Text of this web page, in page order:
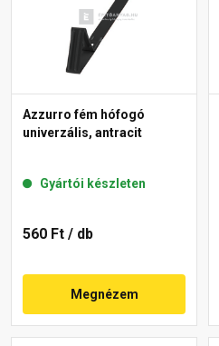
Azzurro fém hófogó
univerzális, antracit
Gyártói készleten
560 Ft / db
Megnézem